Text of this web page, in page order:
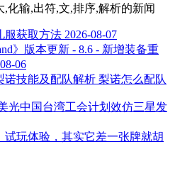
,化输,出符,文,排序,解析的新闻
服获取方法 2026-08-07
》版本更新 - 8.6 - 新增装备重
06
诺技能及配队解析 梨诺怎么配队
光中国台湾工会计划效仿三星发
玩体验，其实它差一张牌就胡